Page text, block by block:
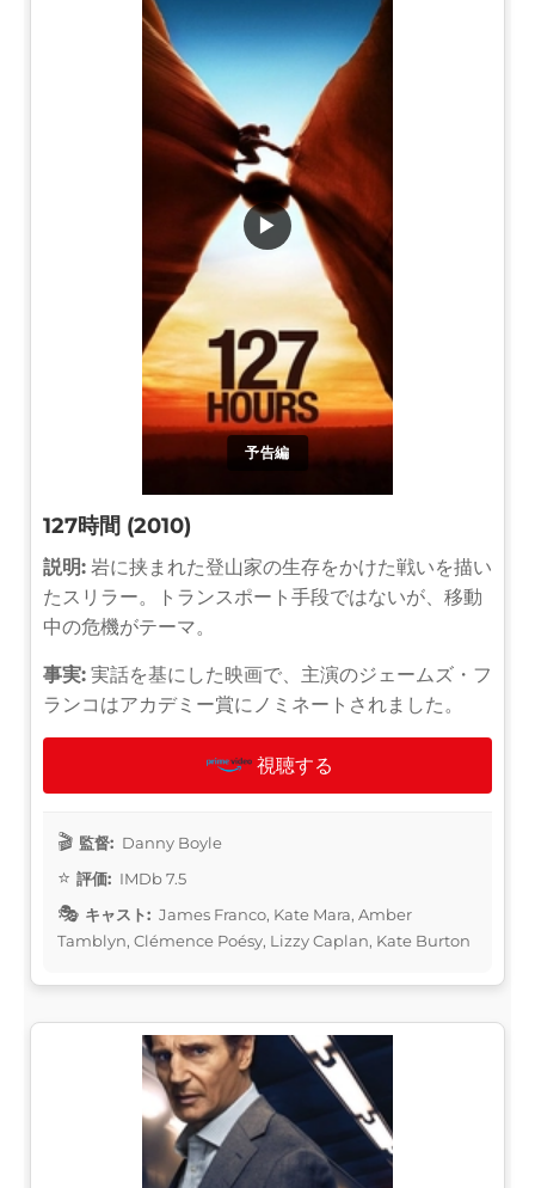
予告編
▶
127時間 (2010)
説明: 岩に挟まれた登山家の生存をかけた戦いを描い
たスリラー。トランスポート手段ではないが、移動
中の危機がテーマ。
事実: 実話を基にした映画で、主演のジェームズ・フ
ランコはアカデミー賞にノミネートされました。
視聴する
監督: Danny Boyle
評価: IMDb 7.5
キャスト: James Franco, Kate Mara, Amber
Tamblyn, Clémence Poésy, Lizzy Caplan, Kate Burton